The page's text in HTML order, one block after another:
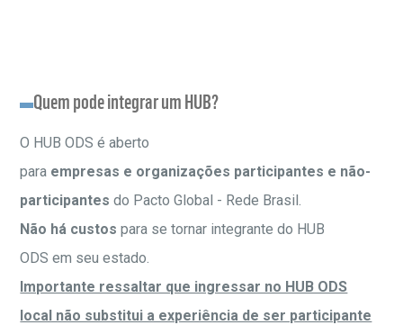
Quem pode integrar um HUB?
O HUB ODS é aberto
para empresas e organizações participantes e não-
participantes do Pacto Global - Rede Brasil.​
Não há custos para se tornar integrante do HUB
ODS em seu estado.​
Importante ressaltar que ingressar no HUB ODS
local não substitui a experiência de ser participante